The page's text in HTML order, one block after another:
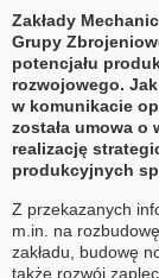
Zakłady
Grupy
potencjału
rozwojowego.
w komunikacie
została umowa o
realizację
produkcyjnych
Z przekazanych
m.in. na
zakładu, budowę
także rozwój